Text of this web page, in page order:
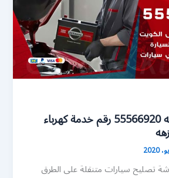
خدمة بنشر النزهه 55566920 رقم خدمة كهرباء
تصليح سيارات متنقلة على الطرق